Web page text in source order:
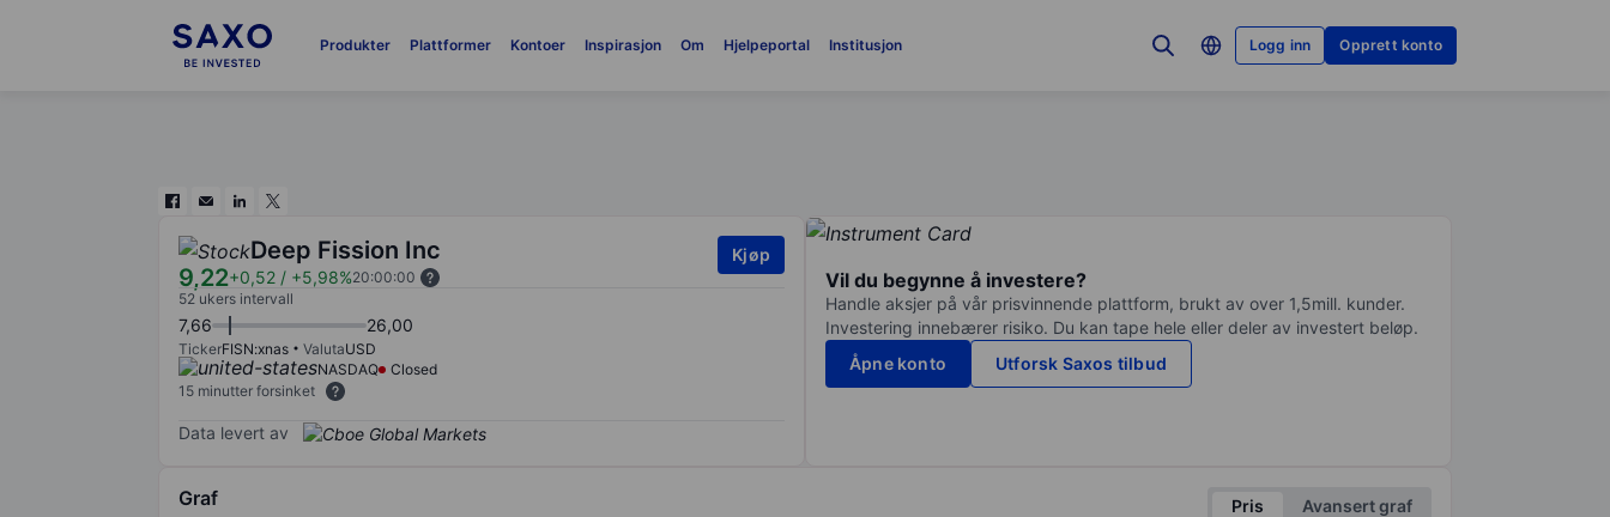
Produkter Plattformer Kontoer Inspirasjon Om Hjelpeportal Institusjon Logg inn Opprett konto
Deep Fission Inc
9,22+0,52 / +5,98%20:00:00
Kjøp
52 ukers intervall
7,66 26,00
TickerFISN:xnas ValutaUSD
NASDAQ
Closed
15 minutter forsinket
Data levert av
Vil du begynne å investere?
Handle aksjer på vår prisvinnende plattform, brukt av over 1,5mill. kunder.
Investering innebærer risiko. Du kan tape hele eller deler av investert beløp.
Åpne konto
Utforsk Saxos tilbud
Graf Pris
Avansert graf